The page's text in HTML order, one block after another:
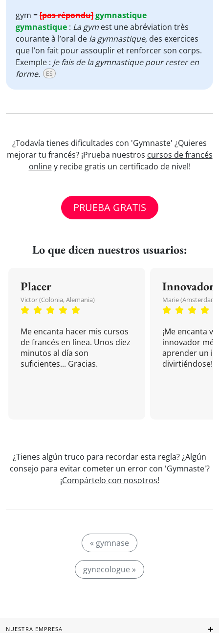
gym =[pas répondu]gymnastique
gymnastique : La gym est une abréviation très
courante à l’oral de la gymnastique, des exercices
que l’on fait pour assouplir et renforcer son corps.
Exemple : Je fais de la gymnastique pour rester en
forme.
ES
¿Todavía tienes dificultades con 'Gymnaste' ¿Quieres
mejorar tu francés? ¡Prueba nuestros cursos de francés
onliney recibe gratis un certificado de nivel!
PRUEBA GRATIS
Lo que dicen nuestros usuarios:
Placer
Victor (Colonia, Alemania)
Me encanta hacer mis cursos
de francés en línea. Unos diez
minutos al día son
suficientes... Gracias.
Innovador
Marie (Amsterdam,
¡Me encanta
innovador
aprender un
divirtiéndose!
¿Tienes algún truco para recordar esta regla? ¿Algún
consejo para evitar cometer un error con 'Gymnaste'?
¡Compártelo con nosotros!
« gymnase
gynecologue »
NUESTRA EMPRESA